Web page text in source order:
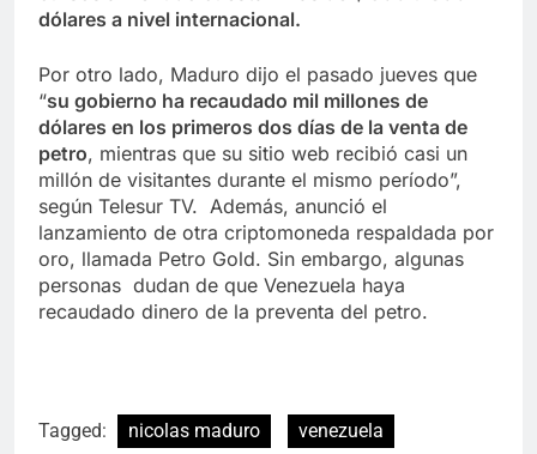
dólares a nivel internacional.
Por otro lado, Maduro dijo el pasado jueves que
“su gobierno ha recaudado mil millones de
dólares en los primeros dos días de la venta de
petro, mientras que su sitio web recibió casi un
millón de visitantes durante el mismo período”,
según Telesur TV. Además, anunció el
lanzamiento de otra criptomoneda respaldada por
oro, llamada Petro Gold. Sin embargo, algunas
personas dudan de que Venezuela haya
recaudado dinero de la preventa del petro.
Tagged: nicolas maduro venezuela